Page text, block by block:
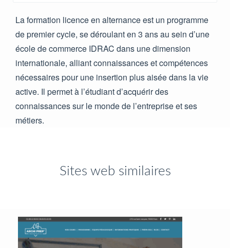
La formation licence en alternance est un programme
de premier cycle, se déroulant en 3 ans au sein d’une
école de commerce IDRAC dans une dimension
internationale, alliant connaissances et compétences
nécessaires pour une insertion plus aisée dans la vie
active. Il permet à l’étudiant d’acquérir des
connaissances sur le monde de l’entreprise et ses
métiers.
Sites web similaires